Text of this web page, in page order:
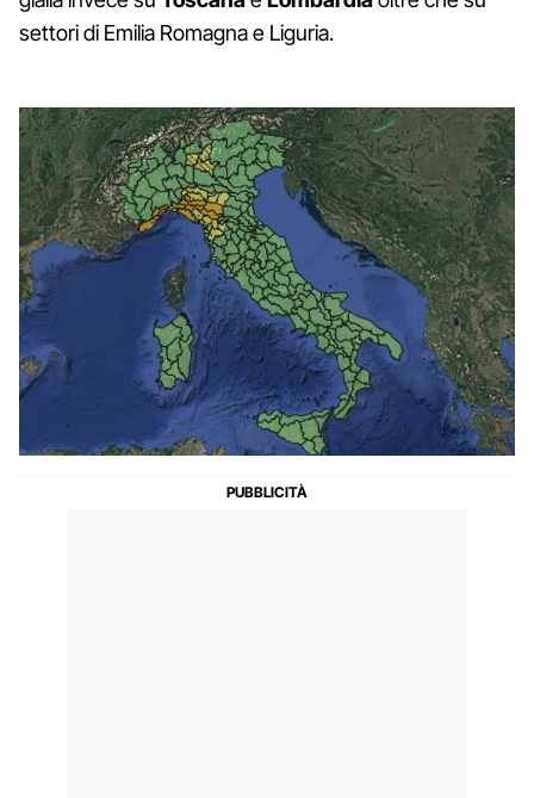
settori di Emilia Romagna e Liguria.